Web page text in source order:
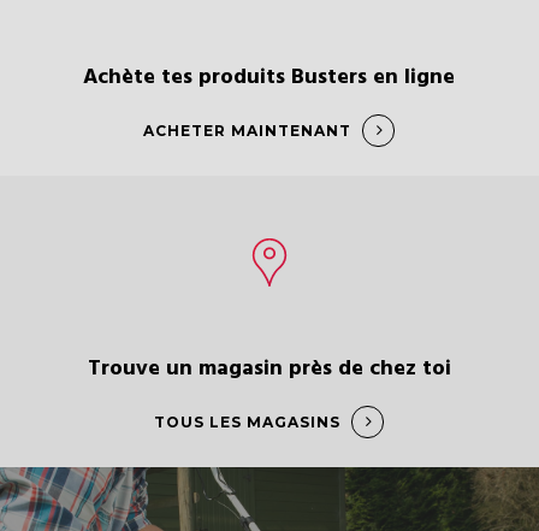
Achète tes produits Busters en ligne
ACHETER MAINTENANT
Trouve un magasin près de chez toi
TOUS LES MAGASINS